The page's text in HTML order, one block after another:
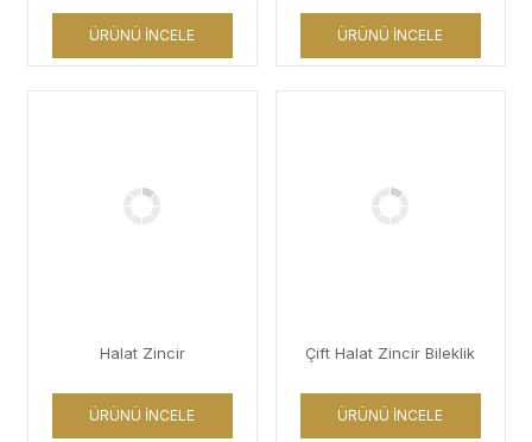
ÜRÜNÜ İNCELE ÜRÜNÜ İNCELE
Halat Zincir
ÜRÜNÜ İNCELE
Çift Halat Zincir Bileklik
ÜRÜNÜ İNCELE